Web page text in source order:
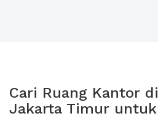
Cari Ruang Kantor di
Jakarta Timur untuk